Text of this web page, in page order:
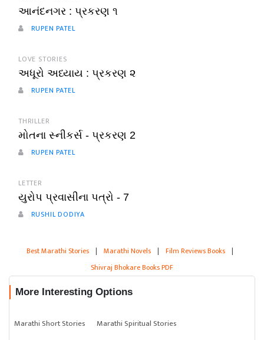
આનંદનગર : પ્રકરણ ૧
RUPEN PATEL
LOVE STORIES
અધૂરો અધ્યાય : પ્રકરણ ૨
RUPEN PATEL
THRILLER
મોતના સ્નીકર્સ - પ્રકરણ 2
RUPEN PATEL
LETTER
યુરોપ પ્રવાસીના પત્રો - 7
RUSHIL DODIYA
Best Marathi Stories | Marathi Novels | Film Reviews Books |
Shivraj Bhokare Books PDF
More Interesting Options
Marathi Short Stories
Marathi Spiritual Stories